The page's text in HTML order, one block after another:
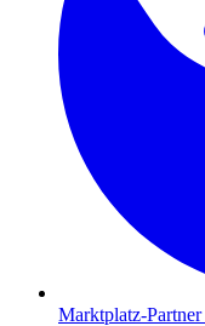
Marktplatz-Partner